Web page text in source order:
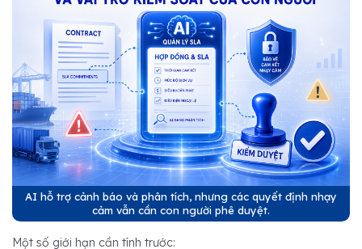
AI hỗ trợ cảnh báo và phân tích, nhưng các quyết định nhạy
cảm vẫn cần con người phê duyệt.
Một số giới hạn cần tính trước: